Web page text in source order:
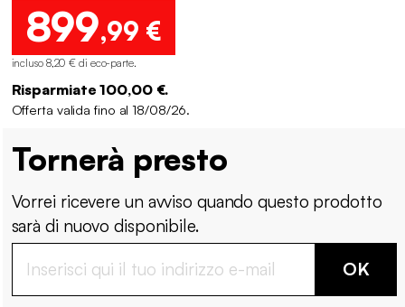
899,99 €
incluso 8,20 € di eco-parte.
Risparmiate 100,00 €.
Offerta valida fino al 18/08/26.
Tornerà presto
Vorrei ricevere un avviso quando questo prodotto
sarà di nuovo disponibile.
OK